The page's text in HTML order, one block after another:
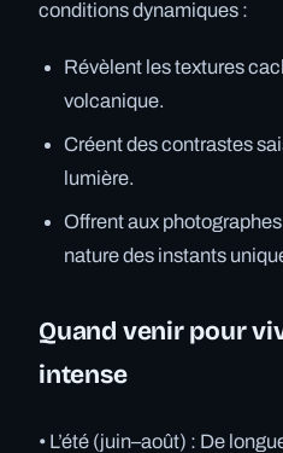
conditions dynamiques :
Révèlent les textures
volcanique.
Créent des contrastes
lumière.
Offrent aux
nature des instants
Quand venir pour
intense
• L’été (juin–août) : De